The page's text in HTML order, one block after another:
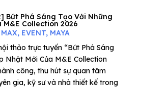
Bứt Phá Sáng Tạo Với Những
M&E Collection 2026
, EVENT, MAYA
thảo trực tuyến “Bứt Phá Sáng
Nhật Mới Của M&E Collection
công, thu hút sự quan tâm
gia, kỹ sư và nhà thiết kế trong